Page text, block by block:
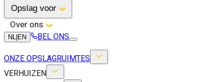
Opslag voor
Over ons
NL EN
BEL ONS
ONZE OPSLAGRUIMTES
VERHUIZEN